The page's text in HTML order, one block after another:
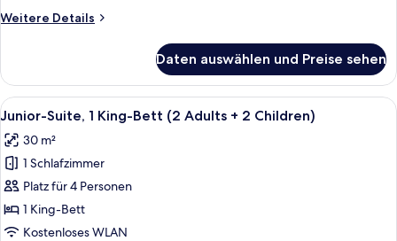
Adults
Child)
anzeigen
Weitere Details
Weitere
Suite,
1 King-
Bett
Adults
+
Child)
Daten auswählen und Preise sehen
Alle
Fotos
für
Junior-
Suite,
1 King-
Bett
Ein modernes Hotelzimmer mit einer
4
Junior-Suite, 1 King-Bett (2 Adults + 2 Children)
30 m²
1 Schlafzimmer
Platz für 4 Personen
1 King-Bett
Kostenloses WLAN